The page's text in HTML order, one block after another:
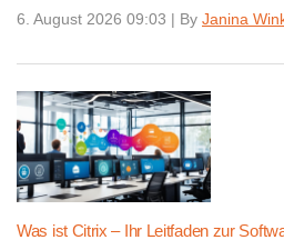
6. August 2026 09:03 | By Janina
Was ist Citrix – Ihr Leitfaden zur